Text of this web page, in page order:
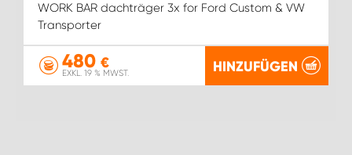
WORK BAR dachträger 3x for Ford Custom & VW
Transporter
480 €
EXKL. 19 % MWST. HINZUFÜGEN